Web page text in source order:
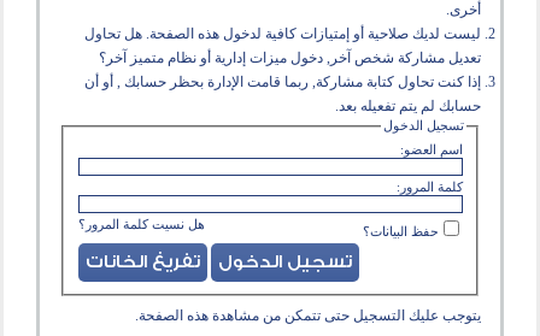
أخرى.
ليست لديك صلاحية أو إمتيازات كافية لدخول هذه الصفحة. هل تحاول
تعديل مشاركة شخص آخر, دخول ميزات إدارية أو نظام متميز آخر؟
إذا كنت تحاول كتابة مشاركة, ربما قامت الإدارة بحظر حسابك , أو أن
حسابك لم يتم تفعيله بعد.
تسجيل الدخول
اسم العضو:
كلمة المرور:
هل نسيت كلمة المرور؟ حفظ البيانات؟
يتوجب عليك التسجيل حتى تتمكن من مشاهدة هذه الصفحة.